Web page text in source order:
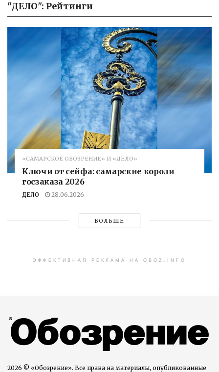
"ДЕЛО": Рейтинги
«САМАРСКОЕ ОБОЗРЕНИЕ» И «ДЕЛО»
Ключи от сейфа: самарские короли
госзаказа 2026
ДЕЛО 28.06.2026
БОЛЬШЕ
ЭФФЕКТИВНАЯ РЕКЛАМА НА OBOZ.INFO
2026 © «Обозрение». Все права на материалы, опубликованные